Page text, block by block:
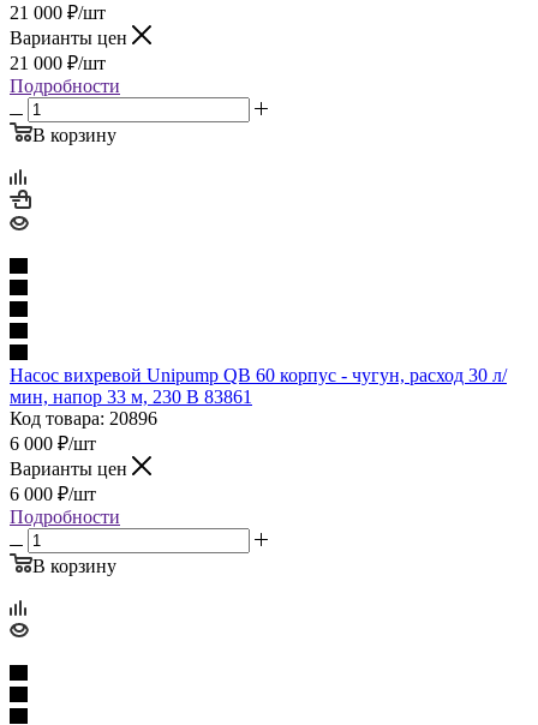
21 000 ₽/шт
Варианты цен
21 000 ₽/шт
Подробности
В корзину
Насос вихревой Unipump QB 60 корпус - чугун, расход 30 л/
мин, напор 33 м, 230 В 83861
Код товара: 20896
6 000 ₽/шт
Варианты цен
6 000 ₽/шт
Подробности
В корзину